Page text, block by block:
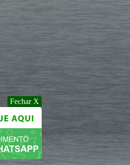
Fechar X